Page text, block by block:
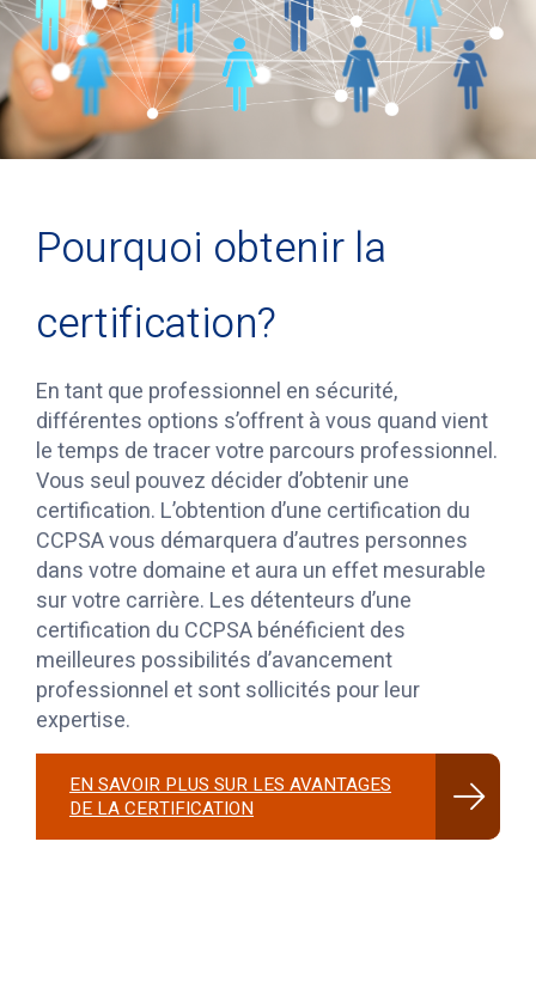
Pourquoi obtenir la
certification?
En tant que professionnel en sécurité,
différentes options s’offrent à vous quand vient
le temps de tracer votre parcours professionnel.
Vous seul pouvez décider d’obtenir une
certification. L’obtention d’une certification du
CCPSA vous démarquera d’autres personnes
dans votre domaine et aura un effet mesurable
sur votre carrière. Les détenteurs d’une
certification du CCPSA bénéficient des
meilleures possibilités d’avancement
professionnel et sont sollicités pour leur
expertise.
EN SAVOIR PLUS SUR LES AVANTAGES
DE LA CERTIFICATION